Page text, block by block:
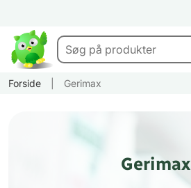
Forside Gerimax
Gerimax